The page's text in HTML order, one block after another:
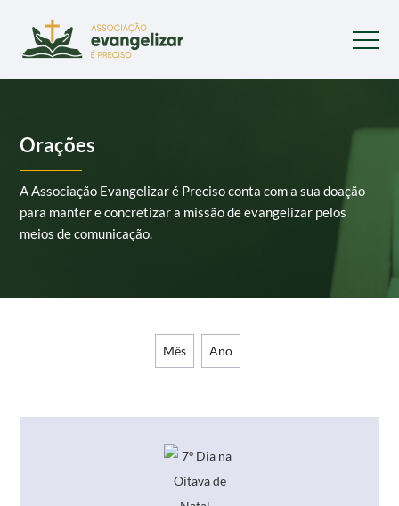
Orações
A Associação Evangelizar é Preciso conta com a sua doação
para manter e concretizar a missão de evangelizar pelos
meios de comunicação.
Mês Ano